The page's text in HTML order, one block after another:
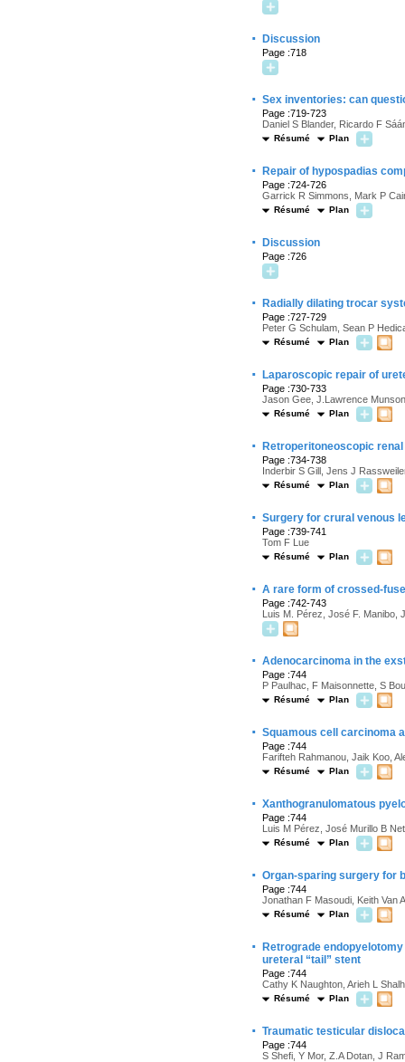
· Discussion
Page :718
· Sex inventories: can
Page :719-723
Daniel S Blander, Ricardo F
Résumé Plan
· Repair of hypospadias
Page :724-726
Garrick R Simmons, Mark P
Résumé Plan
· Discussion
Page :726
· Radially dilating trocar
Page :727-729
Peter G Schulam, Sean P
Résumé Plan
· Laparoscopic repair of
Page :730-733
Jason Gee, J.Lawrence
Résumé Plan
· Retroperitoneoscopic
Page :734-738
Inderbir S Gill, Jens J
Résumé Plan
· Surgery for crural venous
Page :739-741
Tom F Lue
Résumé Plan
· A rare form of crossed-
Page :742-743
Luis M. Pérez, José F. Manibo,
· Adenocarcinoma in the
Page :744
P Paulhac, F Maisonnette, S
Résumé Plan
· Squamous cell carcinoma
Page :744
Farifteh Rahmanou, Jaik Koo,
Résumé Plan
· Xanthogranulomatous
Page :744
Luis M Pérez, José Murillo B
Résumé Plan
· Organ-sparing surgery for
Page :744
Jonathan F Masoudi, Keith Van
Résumé Plan
·
Retrograde
ureteral “tail” stent
Page :744
Cathy K Naughton, Arieh L
Résumé Plan
· Traumatic testicular
Page :744
S Shefi, Y Mor, Z.A Dotan, J